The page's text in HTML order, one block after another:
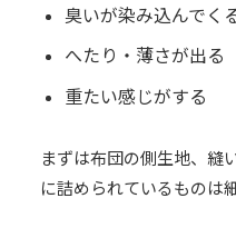
臭いが染み込んでく
へたり・薄さが出る
重たい感じがする
まずは布団の側生地、縫
に詰められているものは